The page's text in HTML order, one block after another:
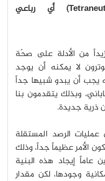
باسم التيترانيوترون (Tetraneutron) أي رباعي
من الأدلة على صحّة
لا يمكنه أن يوجد
أن يبدو شبيها جداً
وبذلك يتقدمون بنا
ذرية جديدة.
الرصد المستقلة
الأمر عظيماً جداً، وذلك
عاماً إيجاد هذه البنية
وجودها، لكن مقدار